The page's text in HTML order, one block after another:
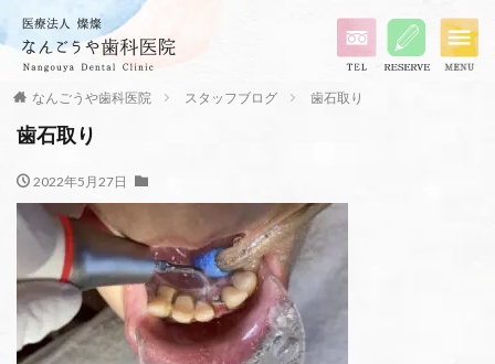
なんごうや歯科医院 スタッフブログ 歯石取り
歯石取り
2022年5月27日